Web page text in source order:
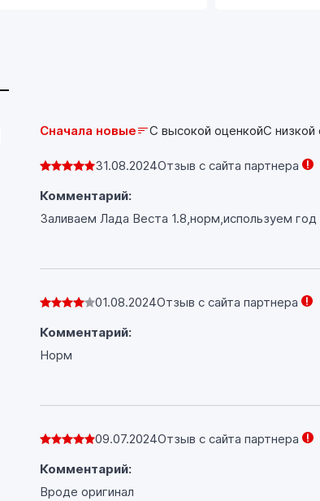
Сначала новые С высокой оценкойС низкой
31.08.2024Отзыв с сайта партнера
Комментарий:
Заливаем Лада Веста 1.8,норм,используем год
01.08.2024Отзыв с сайта партнера
Комментарий:
Норм
09.07.2024Отзыв с сайта партнера
Комментарий:
Вроде оригинал